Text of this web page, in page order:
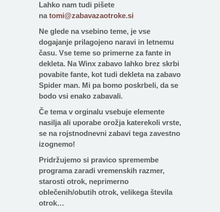
Lahko nam tudi pišete
na tomi@zabavazaotroke.si
Ne glede na vsebino teme, je vse
dogajanje prilagojeno naravi in letnemu
času. Vse teme so primerne za fante in
dekleta. Na Winx zabavo lahko brez skrbi
povabite fante, kot tudi dekleta na zabavo
Spider man. Mi pa bomo poskrbeli, da se
bodo vsi enako zabavali.
Če tema v orginalu vsebuje elemente
nasilja ali uporabe orožja katerekoli vrste,
se na rojstnodnevni zabavi tega zavestno
izognemo!
Pridržujemo si pravico spremembe
programa zaradi vremenskih razmer,
starosti otrok, neprimerno
oblečenih/obutih otrok, velikega števila
otrok…